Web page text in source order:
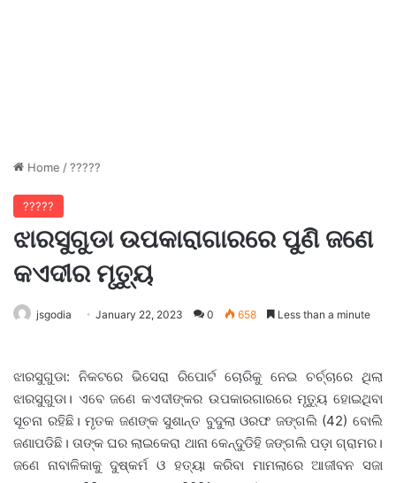
Home /?????
?????
ଝାରସୁଗୁଡା ଉପକାରାଗାରରେ ପୁଣି ଜଣେ
କଏଦୀର ମୃତ୍ୟୁ
jsgodia January 22, 2023 0 658 Less than a minute
ଝାରସୁଗୁଡା: ନିକଟରେ ଭିସେରା ରିପୋର୍ଟ ଚୋରିକୁ ନେଇ ଚର୍ଚ୍ଚାରେ ଥିଲା
ଝାରସୁଗୁଡା। ଏବେ ଜଣେ କଏଦୀଙ୍କର ଉପକାରଗାରରେ ମୃତ୍ୟୁ ହୋଇଥିବା
ସୂଚନା ରହିଛି। ମୃତକ ଜଣଙ୍କ ସୁଶାନ୍ତ ବୁଦୁଲା ଓରଫ ଜଙ୍ଗଲି (42) ବୋଲି
ଜଣାପଡିଛି। ତାଙ୍କ ଘର ଲାଇକେରା ଥାନା କେନ୍ଦୁଡିହି ଜଙ୍ଗଲି ପଡ଼ା ଗ୍ରାମର।
ଜଣେ ନାବାଳିକାକୁ ଦୁଷ୍କର୍ମ ଓ ହତ୍ୟା କରିବା ମାମଲାରେ ଆଜୀବନ ସଜା